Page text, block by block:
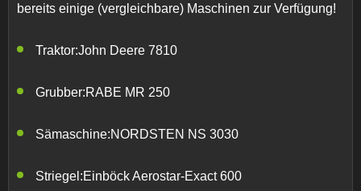
bereits einige (vergleichbare) Maschinen zur Verfügung!
Traktor:John Deere 7810
Grubber:RABE MR 250
Sämaschine:NORDSTEN NS 3030
Striegel:Einböck Aerostar-Exact 600